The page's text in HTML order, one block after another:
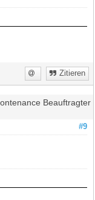
Zitieren
Beauftragter
#9